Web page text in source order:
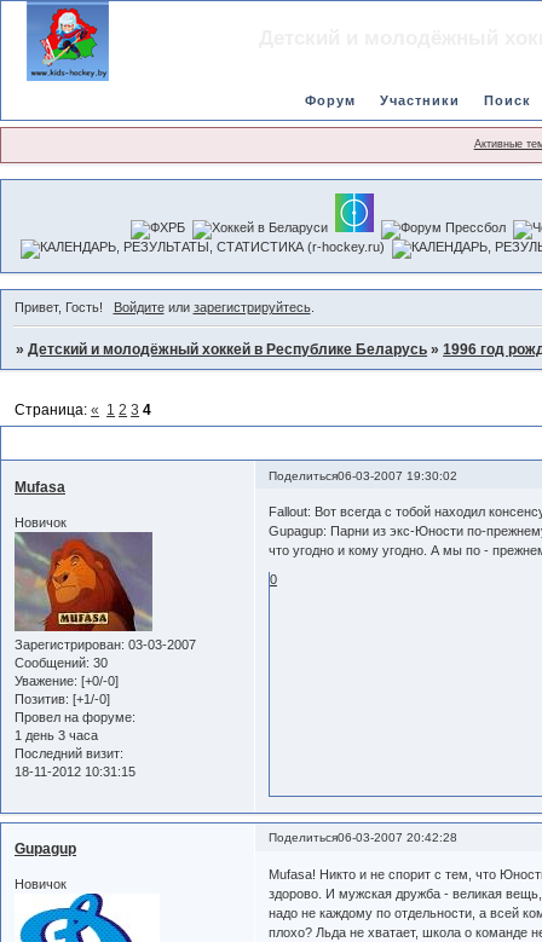
Форум Участники Поиск
Активные
Привет, Гость! Войдитеили зарегистрируйтесь.
»Детский и молодёжный хоккей в Республике Беларусь »1996 год
Страница:« 1 2 3 4
Поделиться06-03-2007 19:30:02
Mufasa
Новичок
Зарегистрирован: 03-03-2007
Сообщений: 30
Уважение: [+0/-0]
Позитив: [+1/-0]
Провел на форуме:
1 день 3 часа
Последний визит:
18-11-2012 10:31:15
Fallout: Вот всегда с тобой находил
Gupagup: Парни из экс-Юности по-
что угодно и кому угодно. А мы по -
0
Поделиться06-03-2007 20:42:28
Gupagup
Новичок
Mufasa! Никто и не спорит с тем, что
здорово. И мужская дружба - великая
надо не каждому по отдельности, а всей
плохо? Льда не хватает, школа о команде